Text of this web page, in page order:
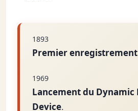
1893
Premier enregistrement
1969
Lancement du Dynamic Ribbon
Device.